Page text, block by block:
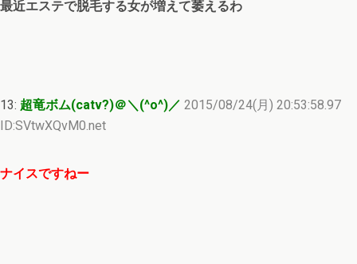
最近エステで脱毛する女が増えて萎えるわ
13: 超竜ボム(catv?)＠＼(^o^)／ 2015/08/24(月) 20:53:58.97
ID:SVtwXQvM0.net
ナイスですねー